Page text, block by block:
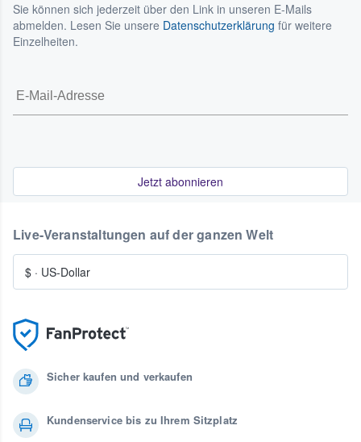
Sie können sich jederzeit über den Link in unseren E-Mails
abmelden. Lesen Sie unsere Datenschutzerklärung für weitere
Einzelheiten.
Jetzt abonnieren
Sicher kaufen und verkaufen
Kundenservice bis zu Ihrem Sitzplatz
Live-Veranstaltungen auf der ganzen Welt
$ · US-Dollar